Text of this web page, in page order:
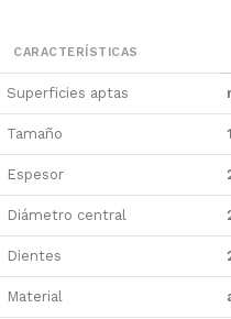
Fresadora
Pistola de
Pintar
Eléctrica
CARACTERÍSTICAS
Superficies aptas
Tamaño
Espesor
Diámetro central
Dientes
Material